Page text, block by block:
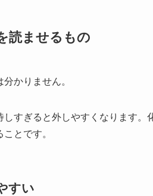
読ませるもの
かりません。
すぎると外しやすくなります。
とです。
すい